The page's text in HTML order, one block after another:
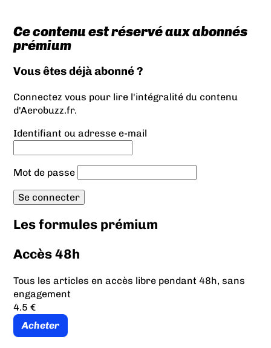
Ce contenu est réservé aux abonnés
prémium
Vous êtes déjà abonné ?
Connectez vous pour lire l'intégralité du contenu
d'Aerobuzz.fr.
Identifiant ou adresse e-mail
Mot de passe
Les formules prémium
Accès 48h
Tous les articles en accès libre pendant 48h, sans
engagement
4.5 €
Acheter